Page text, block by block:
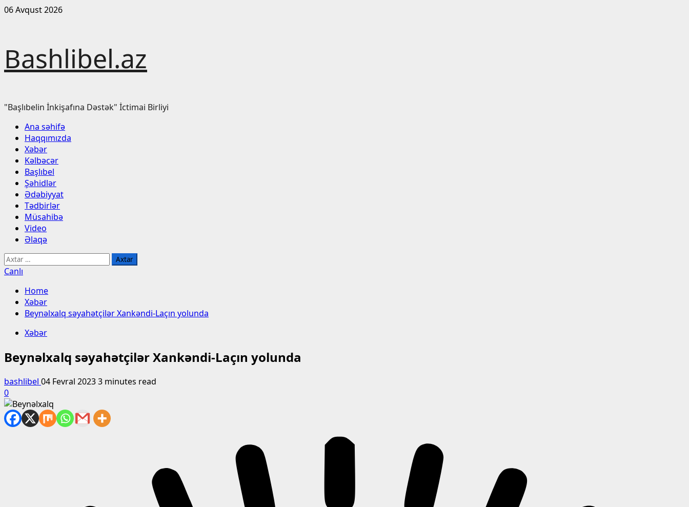
Skip
06 Avqust 2026
Bashlibel.az
"Başlıbelin İnkişafına Dəstək" İctimai Birliyi
Primary
Menu
Ana səhifə
Haqqımızda
Xəbər
Kəlbəcər
Başlıbel
Şəhidlər
Ədəbiyyat
Tədbirlər
Müsahibə
Video
Əlaqə
Axtarış:
Canlı
Home
Xəbər
Beynəlxalq səyahətçilər Xankəndi-Laçın yolunda
Xəbər
Beynəlxalq səyahətçilər Xankəndi-Laçın yolunda
bashlibel 04 Fevral 20233 minutes read
0